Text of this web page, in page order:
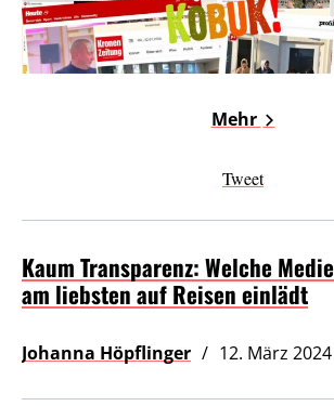
Mehr
Tweet
Kaum Transparenz: Welche
am liebsten auf Reisen einlädt
Johanna Höpflinger 12. März 2024